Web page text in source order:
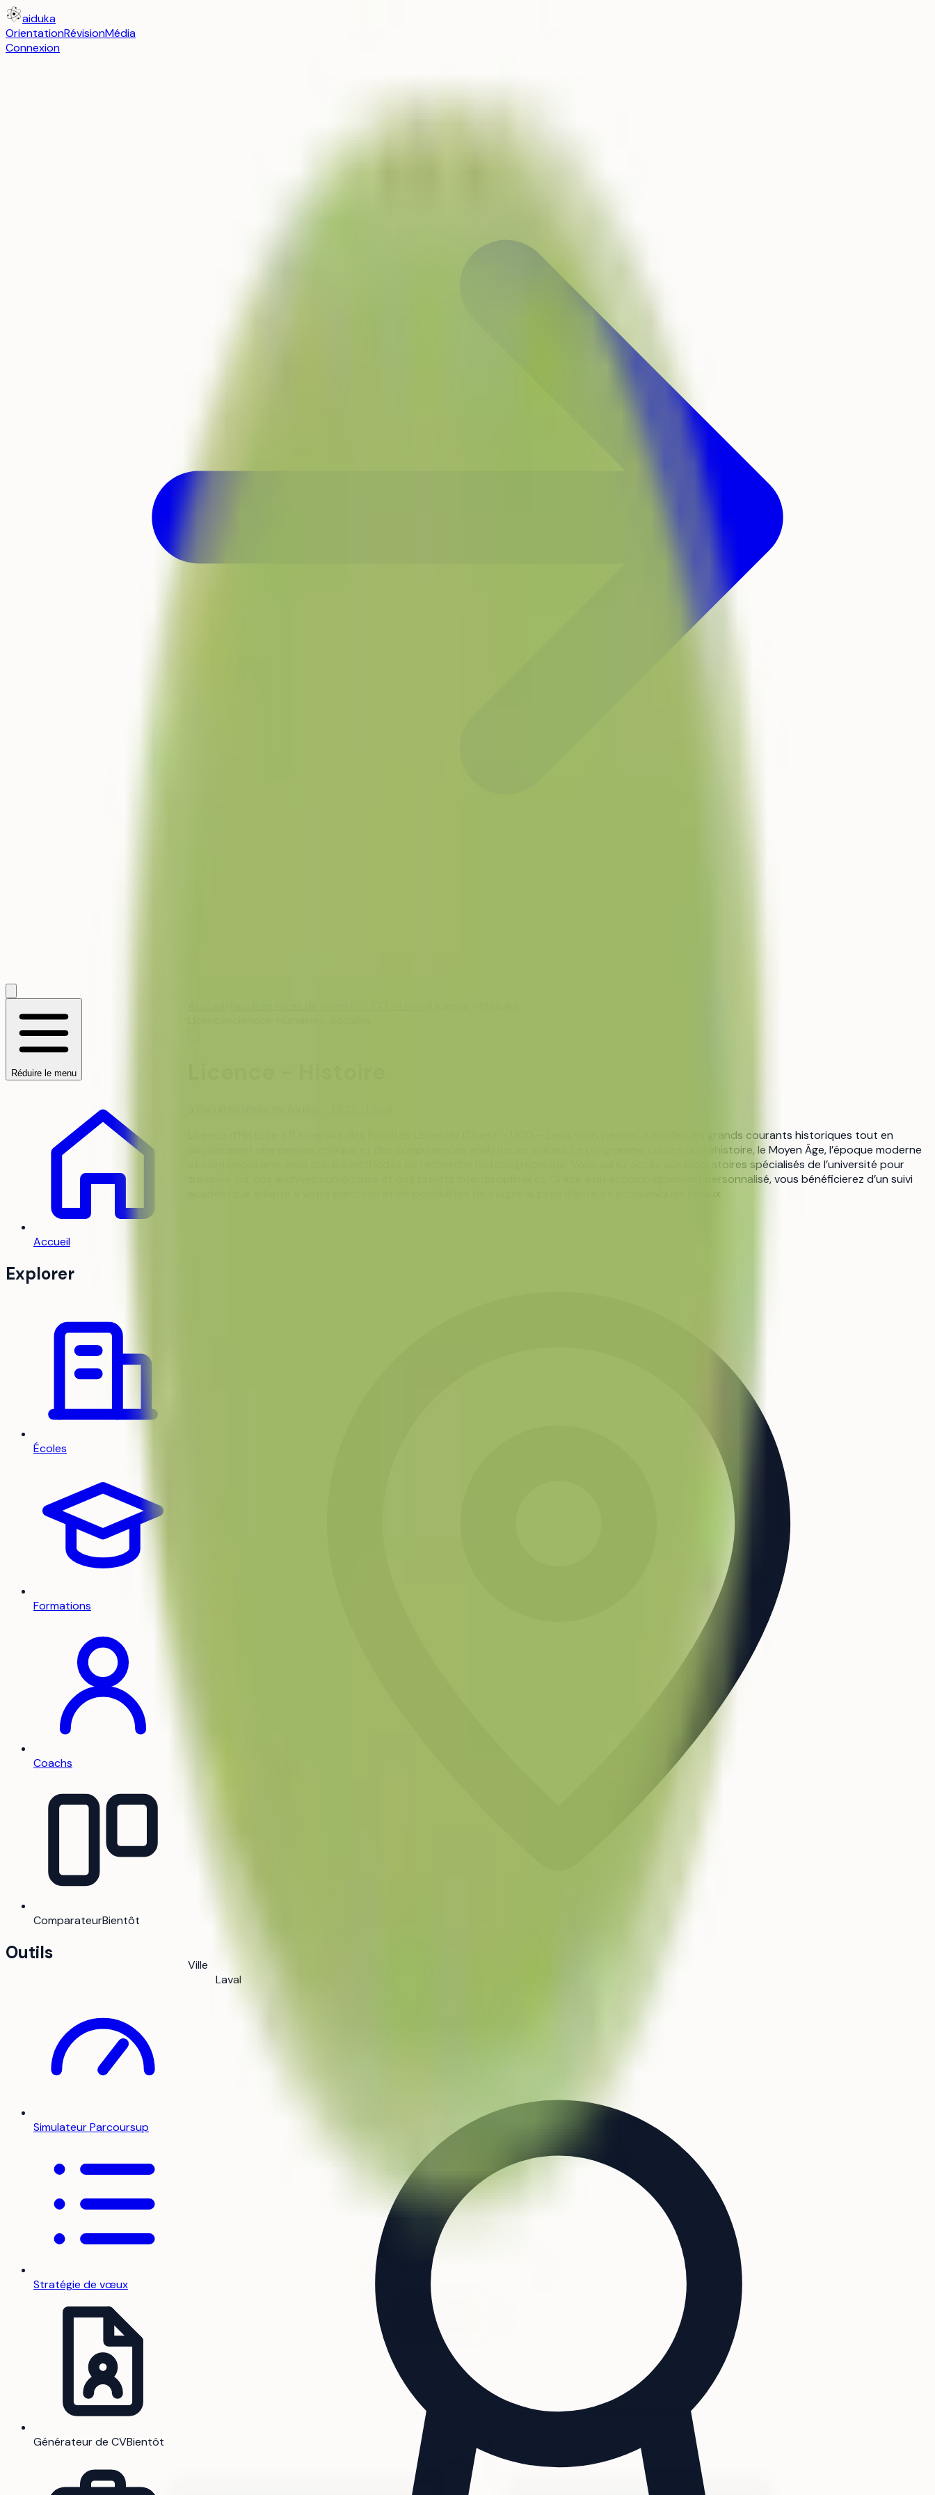
aiduka
OrientationRévisionMédia
Connexion
Réduire le menu
Accueil
Explorer
Écoles
Formations
Coachs
ComparateurBientôt
Outils
Simulateur Parcoursup
Stratégie de vœux
Générateur de CVBientôt
Licence d’Histoire à l’Université des Facultés Libres de l’Ouest – UCO – Laval vous permet d’étudier les grands courants historiques tout en
développant une pensée critique et des compétences analytiques solides. Le programme couvre la préhistoire, le Moyen Âge, l’époque moderne
et contemporaine, ainsi que les méthodes de recherche historiographique. Vous aurez accès aux laboratoires spécialisés de l’université pour
travailler sur des archives numériques et des projets interdisciplinaires. Grâce à un accompagnement personnalisé, vous bénéficierez d’un suivi
académique adapté à votre parcours et de possibilités de stages auprès d’acteurs économiques locaux.
Ville
Laval